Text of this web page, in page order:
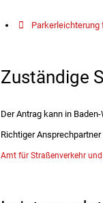
Zuständige
Der Antrag kann in
Richtiger
Amt für Straßenverkehr